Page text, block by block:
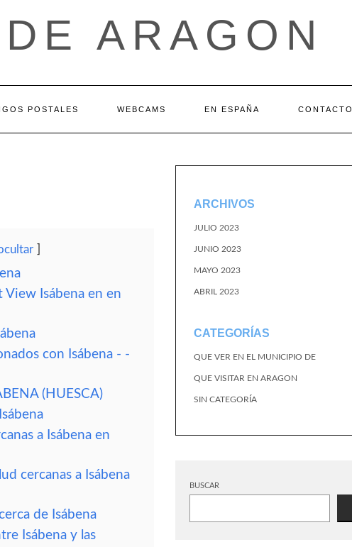
ARAGON
POSTALES WEBCAMS EN ESPAÑA CONTACTO
View Isábena en en
con Isábena - -
(HUESCA)
a Isábena en
cercanas a Isábena
de Isábena
Isábena y las
ARCHIVOS
JULIO 2023
JUNIO 2023
MAYO 2023
ABRIL 2023
CATEGORÍAS
QUE VER EN EL MUNICIPIO DE
QUE VISITAR EN ARAGON
SIN CATEGORÍA
BUSCAR